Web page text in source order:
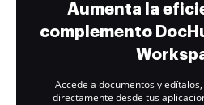
Aumenta la
complemento
Accede a documentos y
directamente desde tus